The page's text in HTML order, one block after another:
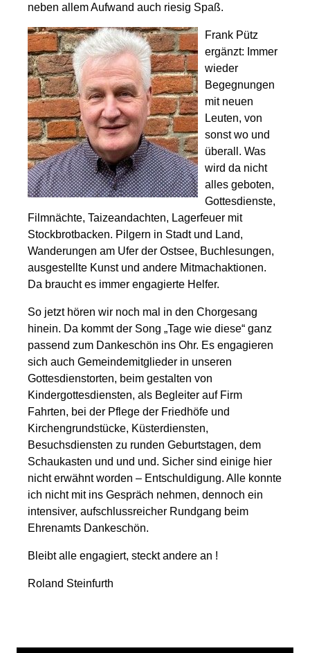
neben allem Aufwand auch riesig Spaß.
Frank Pütz
ergänzt: Immer
wieder
Begegnungen
mit neuen
Leuten, von
sonst wo und
überall. Was
wird da nicht
alles geboten,
Gottesdienste,
Filmnächte, Taizeandachten, Lagerfeuer mit
Stockbrotbacken. Pilgern in Stadt und Land,
Wanderungen am Ufer der Ostsee, Buchlesungen,
ausgestellte Kunst und andere Mitmachaktionen.
Da braucht es immer engagierte Helfer.
So jetzt hören wir noch mal in den Chorgesang
hinein. Da kommt der Song „Tage wie diese“ ganz
passend zum Dankeschön ins Ohr. Es engagieren
sich auch Gemeindemitglieder in unseren
Gottesdienstorten, beim gestalten von
Kindergottesdiensten, als Begleiter auf Firm
Fahrten, bei der Pflege der Friedhöfe und
Kirchengrundstücke, Küsterdiensten,
Besuchsdiensten zu runden Geburtstagen, dem
Schaukasten und und und. Sicher sind einige hier
nicht erwähnt worden – Entschuldigung. Alle konnte
ich nicht mit ins Gespräch nehmen, dennoch ein
intensiver, aufschlussreicher Rundgang beim
Ehrenamts Dankeschön.
Bleibt alle engagiert, steckt andere an !
Roland Steinfurth